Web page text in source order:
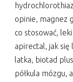
opinie, magnez
co stosować,
apirectal, jak
latka, biotad
półkula mózgu,